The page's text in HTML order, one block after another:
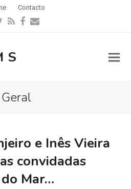
Contacto
RSSFacebook
Email
Geral
e Inês Vieira
convidadas
Mar…